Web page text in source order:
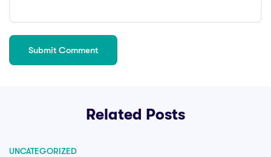
Related Posts
UNCATEGORIZED